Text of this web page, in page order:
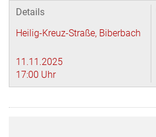
Details
Heilig-Kreuz-Straße, Biberbach
11.11.2025
17:00 Uhr